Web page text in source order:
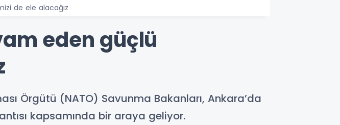
de ele alacağız
eden güçlü
Örgütü (NATO) Savunma Bakanları, Ankara’da
kapsamında bir araya geliyor.